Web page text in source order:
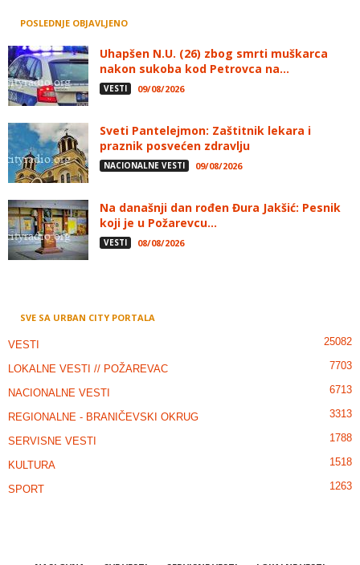
POSLEDNJE OBJAVLJENO
Uhapšen N.U. (26) zbog smrti muškarca
nakon sukoba kod Petrovca na...
VESTI 09/08/2026
Sveti Pantelejmon: Zaštitnik lekara i
praznik posvećen zdravlju
NACIONALNE VESTI 09/08/2026
Na današnji dan rođen Đura Jakšić: Pesnik
koji je u Požarevcu...
VESTI 08/08/2026
SVE SA URBAN CITY PORTALA
VESTI 25082
LOKALNE VESTI // POŽAREVAC 7703
NACIONALNE VESTI 6713
REGIONALNE - BRANIČEVSKI OKRUG 3313
SERVISNE VESTI 1788
KULTURA 1518
SPORT 1263